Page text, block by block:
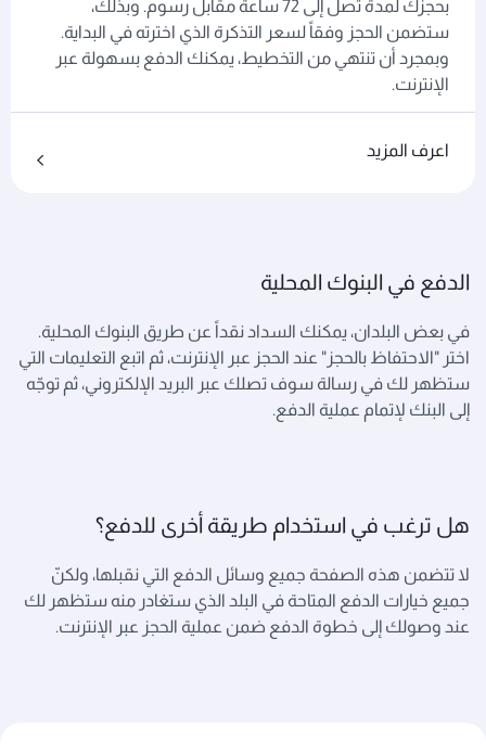
بحجزك لمدة تصل إلى 72 ساعة مقابل رسوم. وبذلك،
ستضمن الحجز وفقاً لسعر التذكرة الذي اخترته في البداية.
وبمجرد أن تنتهي من التخطيط، يمكنك الدفع بسهولة عبر
الإنترنت.
اعرف المزيد
الدفع في البنوك المحلية
في بعض البلدان، يمكنك السداد نقداً عن طريق البنوك المحلية.
اختر "الاحتفاظ بالحجز" عند الحجز عبر الإنترنت، ثم اتبع التعليمات التي
ستظهر لك في رسالة سوف تصلك عبر البريد الإلكتروني، ثم توجّه
إلى البنك لإتمام عملية الدفع.
هل ترغب في استخدام طريقة أخرى للدفع؟
لا تتضمن هذه الصفحة جميع وسائل الدفع التي نقبلها، ولكنّ
جميع خيارات الدفع المتاحة في البلد الذي ستغادر منه ستظهر لك
عند وصولك إلى خطوة الدفع ضمن عملية الحجز عبر الإنترنت.